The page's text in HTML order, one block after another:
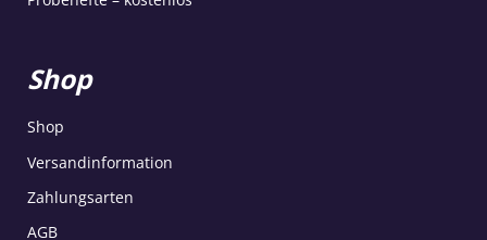
Shop
Shop
Versandinformation
Zahlungsarten
AGB